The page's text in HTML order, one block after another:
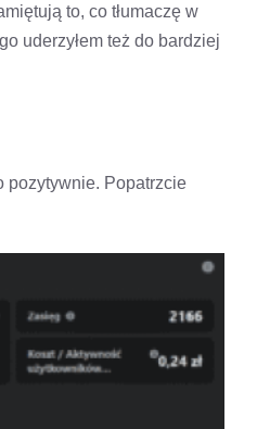
to, co tłumaczę w
uderzyłem też do bardziej
pozytywnie. Popatrzcie